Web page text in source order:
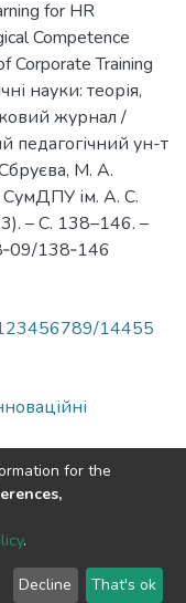
for HR
Competence
Corporate Training
науки: теорія,
журнал /
ун-т
М. А.
СумДПУ ім. А. С.
– С. 138–146. –
138‐146
123456789/14455
A.S. Makarenko
LYRASIS
for the
.
Decline That's ok